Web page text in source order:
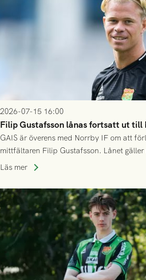
2026-07-15 16:00
Filip Gustafsson lånas fortsatt ut till
GAIS är överens med Norrby IF om att
mittfältaren Filip Gustafsson. Lånet gäller
säsongen 2026.
Läs mer